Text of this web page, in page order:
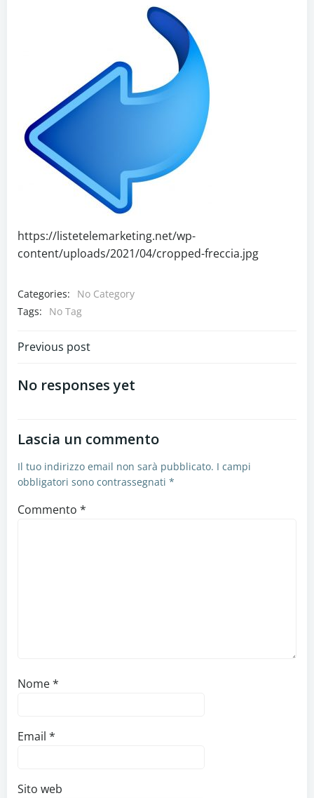
https://listetelemarketing.net/wp-
content/uploads/2021/04/cropped-freccia.jpg
Categories:
No Category
Tags:
No Tag
Navigazione
articoli
Previous post
No responses yet
Lascia un commento
Il tuo indirizzo email non sarà pubblicato. I campi
obbligatori sono contrassegnati *
Commento *
Nome*
Email *
Sito web